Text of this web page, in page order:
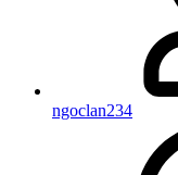
ngoclan234